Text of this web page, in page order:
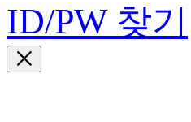
ID/PW 찾기